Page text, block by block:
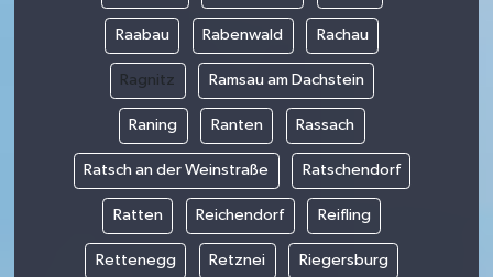
Raabau Rabenwald Rachau
Ragnitz Ramsau am Dachstein
Raning Ranten Rassach
Ratsch an der Weinstraße Ratschendorf
Ratten Reichendorf Reifling
Rettenegg Retznei Riegersburg